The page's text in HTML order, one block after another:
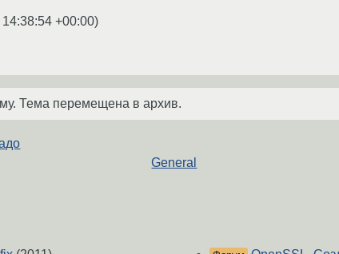
+00:00)
Тема перемещена в архив.
General